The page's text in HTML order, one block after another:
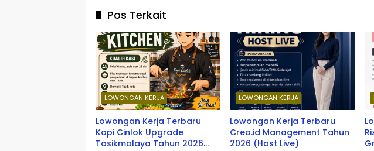
Pos Terkait
LOWONGAN KERJA
Lowongan Kerja Terbaru
Kopi Cinlok Upgrade
Tasikmalaya Tahun 2026
LOWONGAN KERJA
Lowongan Kerja Terbaru
Creo.id Management Tahun
2026 (Host Live)